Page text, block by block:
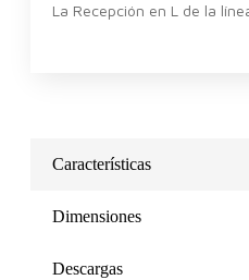
La Recepción en L de la
Características
Dimensiones
Descargas